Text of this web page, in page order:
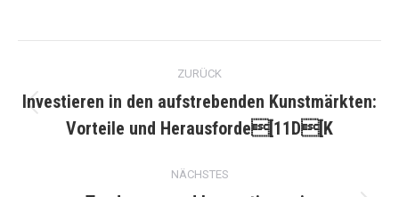
Kommentarnavigation
ZURÜCK
Beitrag:
Investieren in den aufstrebenden Kunstmärkten:
Vorteile und Herausforde[11D[K
NÄCHSTES